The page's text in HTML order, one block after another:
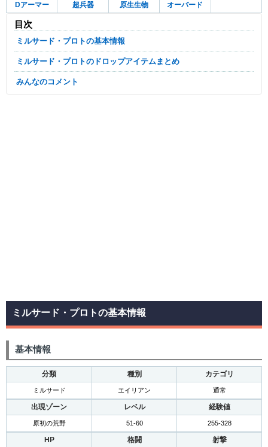
Dアーマー 超兵器 原生生物 オーバード
目次
ミルサード・プロトの基本情報
ミルサード・プロトのドロップアイテムまとめ
みんなのコメント
ミルサード・プロトの基本情報
基本情報
分類 種別 カテゴリ
ミルサード エイリアン 通常
出現ゾーン レベル 経験値
原初の荒野 51-60 255-328
HP 格闘 射撃